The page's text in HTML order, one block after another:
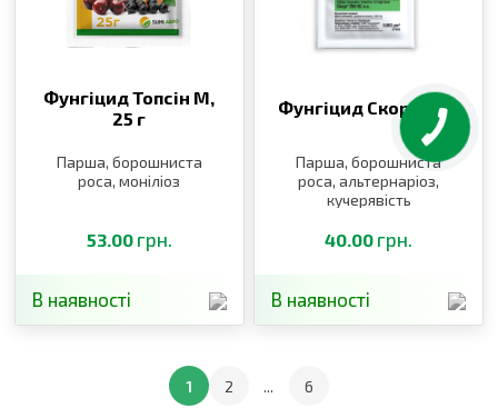
Фунгіцид Топсін М,
25 г
Парша, борошниста
роса, моніліоз
53.00 грн.
В наявності
Фунгіцид Скор, 2 мл
Парша, борошниста
роса, альтернаріоз,
кучерявість
40.00 грн.
В наявності
1 2 ... 6